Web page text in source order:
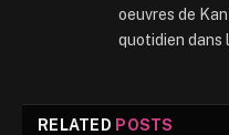
oeuvres de
quotidien dans
RELATED POSTS